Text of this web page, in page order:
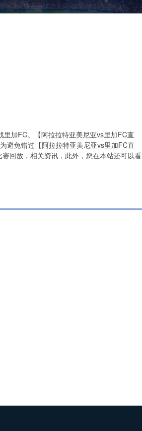
欧协联
加FC。【阿拉拉特亚美尼亚vs里加FC直
避免错过【阿拉拉特亚美尼亚vs里加FC直
回放，相关资讯，此外，您在本站还可以看